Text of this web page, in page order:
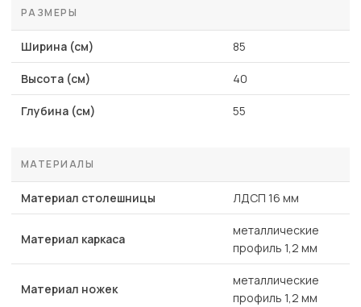
РАЗМЕРЫ
Ширина (см) 85
Высота (см) 40
Глубина (см) 55
МАТЕРИАЛЫ
Материал столешницы ЛДСП 16 мм
Материал каркаса
металлические
профиль 1,2 мм
Материал ножек
металлические
профиль 1,2 мм